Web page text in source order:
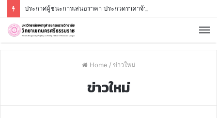
Home / ข่าวใหม่
ข่าวใหม่